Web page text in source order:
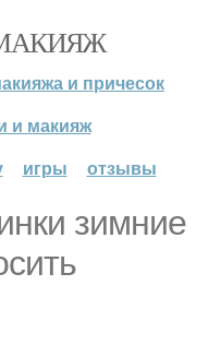
и причесок
и макияж
игры отзывы
зимние